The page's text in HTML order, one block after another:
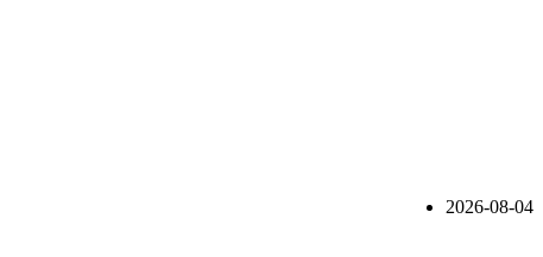
2026-08-04